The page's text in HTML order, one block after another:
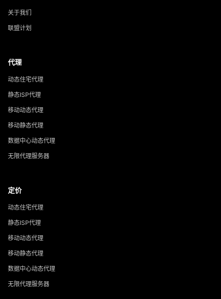
关于我们
联盟计划
代理
动态住宅代理
静态ISP代理
移动动态代理
移动静态代理
数据中心动态代理
无限代理服务器
定价
动态住宅代理
静态ISP代理
移动动态代理
移动静态代理
数据中心动态代理
无限代理服务器